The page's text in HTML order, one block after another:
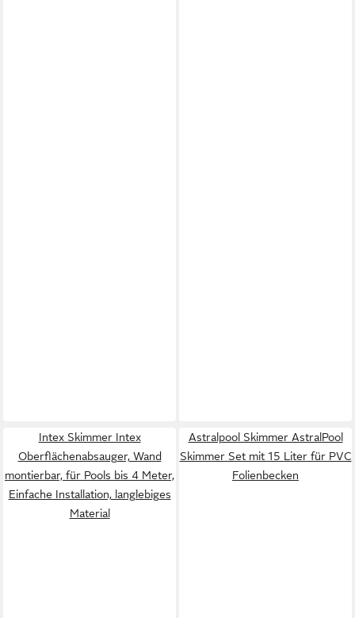
Intex Skimmer Intex
Oberflächenabsauger, Wand
montierbar, für Pools bis 4 Meter,
Einfache Installation, langlebiges
Material
Astralpool Skimmer AstralPool
Skimmer Set mit 15 Liter für PVC
Folienbecken